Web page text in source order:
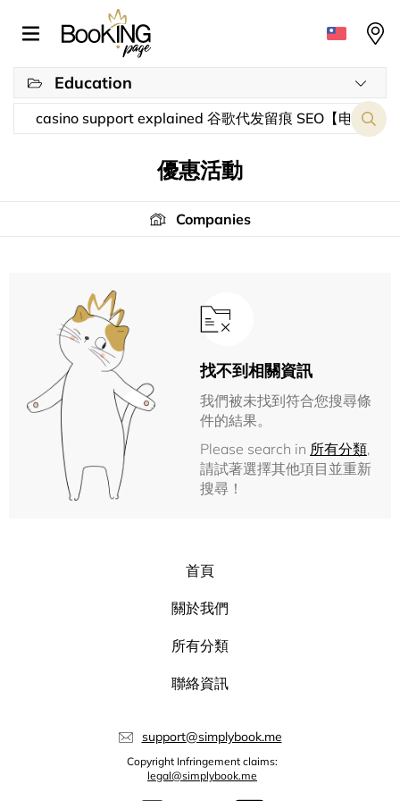
Education
優惠活動
Companies
找不到相關資訊
我們被未找到符合您搜尋條
件的結果。
Please search in 所有分類,
請試著選擇其他項目並重新
搜尋！
首頁
關於我們
所有分類
聯絡資訊
support@simplybook.me
Copyright Infringement claims:
legal@simplybook.me